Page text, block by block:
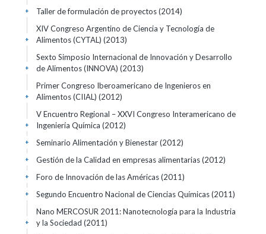
Taller de formulación de proyectos(2014)
+
XIV Congreso Argentino de Ciencia y Tecnología de
Alimentos (CYTAL) (2013)
+
Sexto Simposio Internacional de Innovación y Desarrollo
de Alimentos (INNOVA) (2013)
+
Primer Congreso Iberoamericano de Ingenieros en
Alimentos (CIIAL) (2012)
+
V Encuentro Regional – XXVI Congreso Interamericano de
Ingeniería Química (2012)
+
Seminario Alimentación y Bienestar(2012)
+
Gestión de la Calidad en empresas alimentarias(2012)
+
Foro de Innovación de las Américas(2011)
+
Segundo Encuentro Nacional de Ciencias Químicas(2011)
+
Nano MERCOSUR 2011: Nanotecnología para la Industria
y la Sociedad (2011)
+